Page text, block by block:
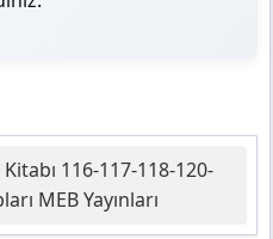
116-117-118-120-
MEB Yayınları